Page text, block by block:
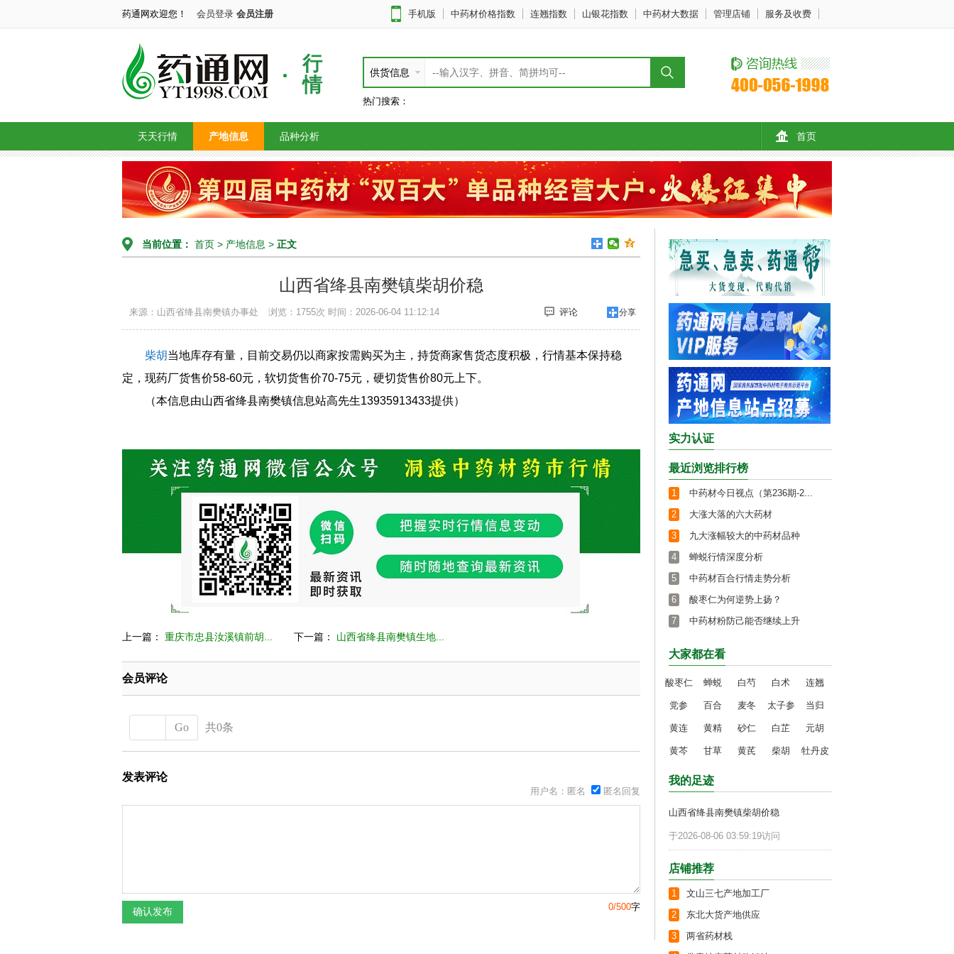
药通网欢迎您！ 会员登录 会员注册 手机版 中药材价格指数 连翘指数 山银花指数 中药材大数据 管理店铺 服务及收费
行
情
供货信息
热门搜索：
首页
天天行情 产地信息 品种分析
当前位置： 首页 > 产地信息 > 正文
山西省绛县南樊镇柴胡价稳
来源：山西省绛县南樊镇办事处 浏览：1755次 时间：2026-06-04 11:12:14 评论 分享
柴胡当地库存有量，目前交易仍以商家按需购买为主，持货商家售货态度积极，行情基本保持稳
定，现药厂货售价58-60元，软切货售价70-75元，硬切货售价80元上下。
（本信息由山西省绛县南樊镇信息站高先生13935913433提供）
上一篇： 重庆市忠县汝溪镇前胡... 下一篇： 山西省绛县南樊镇生地...
会员评论
Go 共0条
发表评论
用户名：匿名 匿名回复
0/500字
实力认证
最近浏览排行榜
1
中药材今日视点（第236期-2...
2
大涨大落的六大药材
3
九大涨幅较大的中药材品种
4
蝉蜕行情深度分析
5
中药材百合行情走势分析
6
酸枣仁为何逆势上扬？
7
中药材粉防己能否继续上升
大家都在看
酸枣仁 蝉蜕 白芍 白术 连翘
党参 百合 麦冬 太子参 当归
黄连 黄精 砂仁 白芷 元胡
黄芩 甘草 黄芪 柴胡 牡丹皮
我的足迹
山西省绛县南樊镇柴胡价稳
于2026-08-06 03:59:19访问
店铺推荐
1
文山三七产地加工厂
2
东北大货产地供应
3
两省药材栈